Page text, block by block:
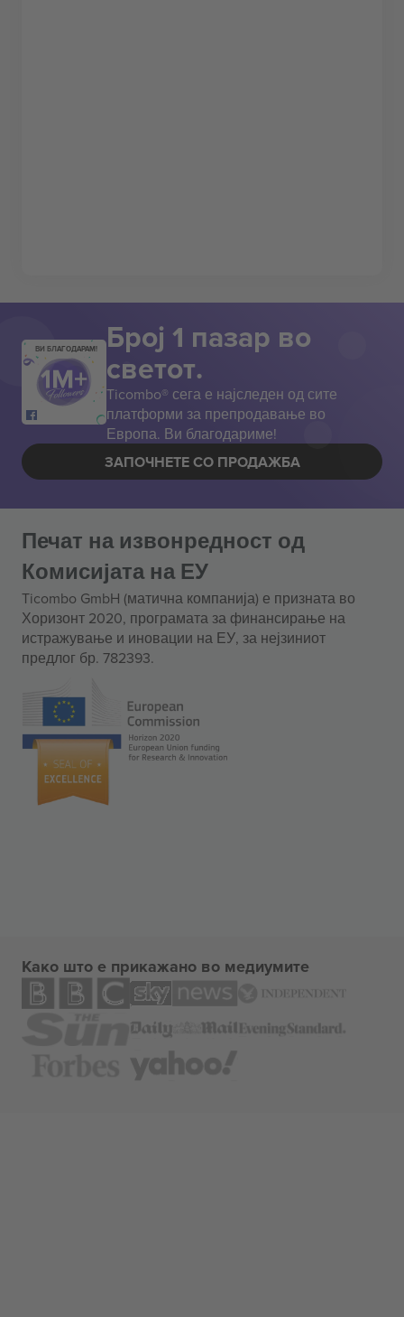
ВИ БЛАГОДАРАМ! Број 1 пазар во
светот.
Ticombo® сега е најследен од сите
платформи за препродавање во
Европа. Ви благодариме!
ЗАПОЧНЕТЕ СО ПРОДАЖБА
Печат на извонредност од
Комисијата на ЕУ
Ticombo GmbH (матична компанија) е призната во
Хоризонт 2020, програмата за финансирање на
истражување и иновации на ЕУ, за нејзиниот
предлог бр. 782393.
Како што е прикажано во медиумите